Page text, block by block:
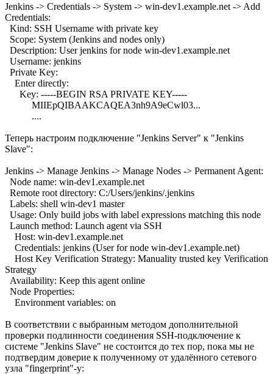
Jenkins -> Credentials -> System -> win-dev1.example.net -> Add
Credentials:
Kind: SSH Username with private key
Scope: System (Jenkins and nodes only)
Description: User jenkins for node win-dev1.example.net
Username: jenkins
Private Key:
Enter directly:
Key: -----BEGIN RSA PRIVATE KEY-----
MIIEpQIBAAKCAQEA3nh9A9eCwl03...
....
Теперь настроим подключение "Jenkins Server" к "Jenkins
Slave":
Jenkins -> Manage Jenkins -> Manage Nodes -> Permanent Agent:
Node name: win-dev1.example.net
Remote root directory: C:/Users/jenkins/.jenkins
Labels: shell win-dev1 master
Usage: Only build jobs with label expressions matching this node
Launch method: Launch agent via SSH
Host: win-dev1.example.net
Credentials: jenkins (User for node win-dev1.example.net)
Host Key Verification Strategy: Manuality trusted key Verification
Strategy
Availability: Keep this agent online
Node Properties:
Environment variables: on
В соответствии с выбранным методом дополнительной
проверки подлинности соединения SSH-подключение к
системе "Jenkins Slave" не состоится до тех пор, пока мы не
подтвердим доверие к полученному от удалённого сетевого
узла "fingerprint"-у: